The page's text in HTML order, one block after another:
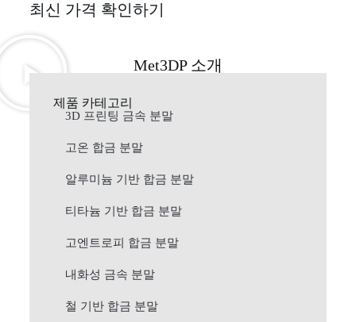
최신 가격 확인하기
Met3DP 소개
제품 카테고리
3D 프린팅 금속 분말
고온 합금 분말
알루미늄 기반 합금 분말
티타늄 기반 합금 분말
고엔트로피 합금 분말
내화성 금속 분말
철 기반 합금 분말